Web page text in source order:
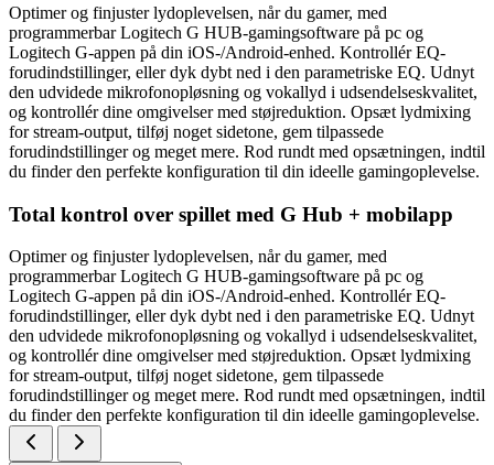
Optimer og finjuster lydoplevelsen, når du gamer, med
programmerbar Logitech G HUB-gamingsoftware på pc og
Logitech G-appen på din iOS-/Android-enhed. Kontrollér EQ-
forudindstillinger, eller dyk dybt ned i den parametriske EQ. Udnyt
den udvidede mikrofonopløsning og vokallyd i udsendelseskvalitet,
og kontrollér dine omgivelser med støjreduktion. Opsæt lydmixing
for stream-output, tilføj noget sidetone, gem tilpassede
forudindstillinger og meget mere. Rod rundt med opsætningen, indtil
du finder den perfekte konfiguration til din ideelle gamingoplevelse.
Total kontrol over spillet med G Hub + mobilapp
Optimer og finjuster lydoplevelsen, når du gamer, med
programmerbar Logitech G HUB-gamingsoftware på pc og
Logitech G-appen på din iOS-/Android-enhed. Kontrollér EQ-
forudindstillinger, eller dyk dybt ned i den parametriske EQ. Udnyt
den udvidede mikrofonopløsning og vokallyd i udsendelseskvalitet,
og kontrollér dine omgivelser med støjreduktion. Opsæt lydmixing
for stream-output, tilføj noget sidetone, gem tilpassede
forudindstillinger og meget mere. Rod rundt med opsætningen, indtil
du finder den perfekte konfiguration til din ideelle gamingoplevelse.